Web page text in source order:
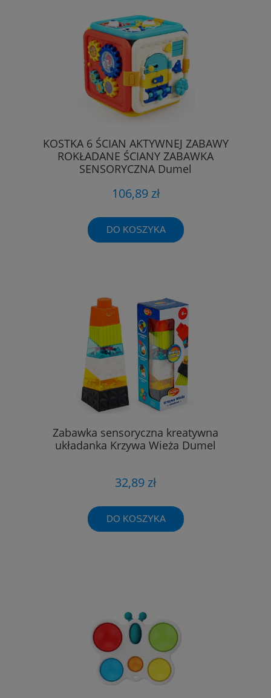
KOSTKA 6 ŚCIAN AKTYWNEJ ZABAWY
ROKŁADANE ŚCIANY ZABAWKA
SENSORYCZNA Dumel
106,89 zł
DO KOSZYKA
Zabawka sensoryczna kreatywna
układanka Krzywa Wieża Dumel
32,89 zł
DO KOSZYKA